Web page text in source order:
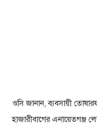
ওসি জানান, ব্যবসায়ী
হাজারীবাগের এনায়েতগঞ্জ